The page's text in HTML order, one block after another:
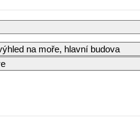
na moře, hlavní budova